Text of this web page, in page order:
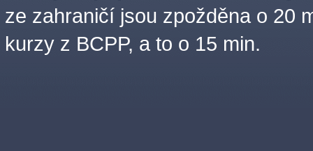
ze zahraničí jsou zpožděna o 20
kurzy z BCPP, a to o 15 min.